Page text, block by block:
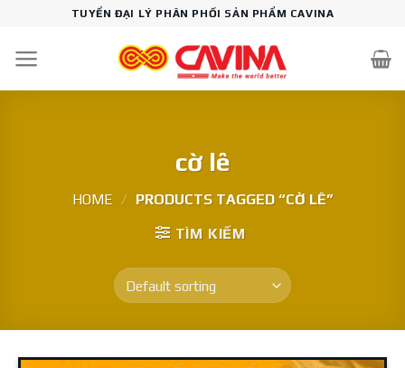
content
TUYỂN ĐẠI LÝ PHÂN PHỐI SẢN PHẨM CAVINA
cờ lê
HOME / PRODUCTS TAGGED “CỜ LÊ”
TÌM KIẾM